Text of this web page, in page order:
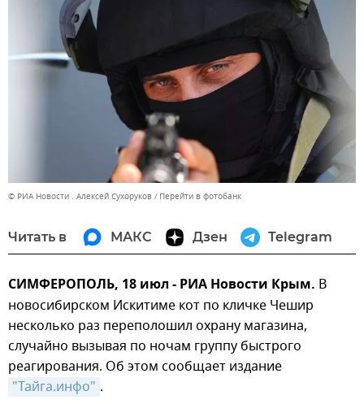
© РИА Новости . Алексей Сухоруков Перейти в фотобанк
Читать в МАКС Дзен Telegram
СИМФЕРОПОЛЬ, 18 июл - РИА Новости Крым. В
новосибирском Искитиме кот по кличке Чешир
несколько раз переполошил охрану магазина,
случайно вызывая по ночам группу быстрого
реагирования. Об этом сообщает издание
"Тайга.инфо" .